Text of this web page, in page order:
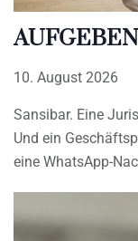
10. August 2026
Sansibar. Eine
Und ein
eine WhatsApp-